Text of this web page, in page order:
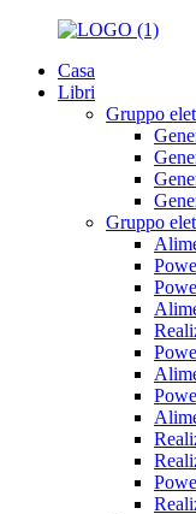
Casa
Libri
Gruppo
Gruppo